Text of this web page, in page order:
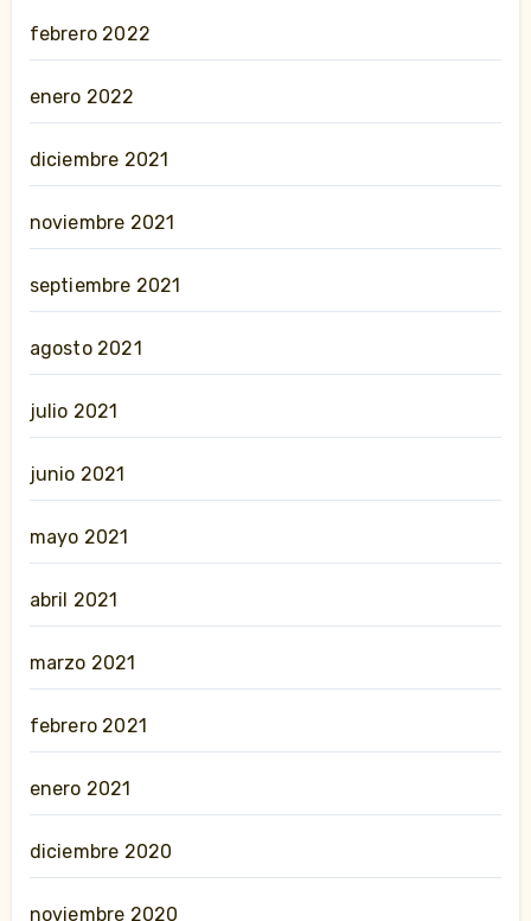
febrero 2022
enero 2022
diciembre 2021
noviembre 2021
septiembre 2021
agosto 2021
julio 2021
junio 2021
mayo 2021
abril 2021
marzo 2021
febrero 2021
enero 2021
diciembre 2020
noviembre 2020